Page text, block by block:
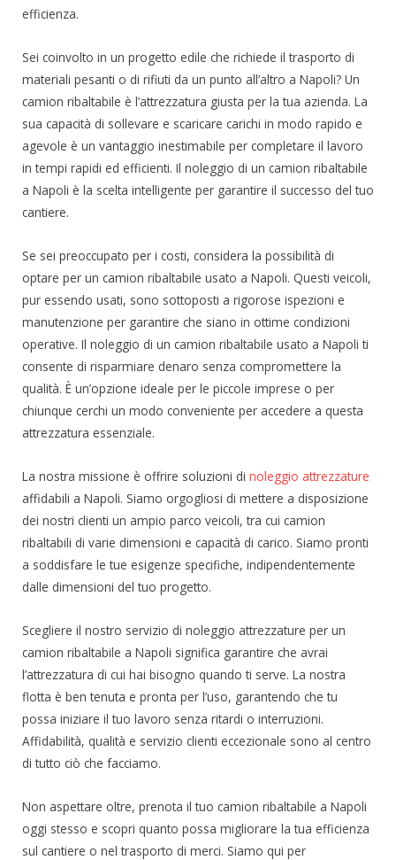
efficienza.
Sei coinvolto in un progetto edile che richiede il trasporto di
materiali pesanti o di rifiuti da un punto all’altro a Napoli? Un
camion ribaltabile è l’attrezzatura giusta per la tua azienda. La
sua capacità di sollevare e scaricare carichi in modo rapido e
agevole è un vantaggio inestimabile per completare il lavoro
in tempi rapidi ed efficienti. Il noleggio di un camion ribaltabile
a Napoli è la scelta intelligente per garantire il successo del tuo
cantiere.
Se sei preoccupato per i costi, considera la possibilità di
optare per un camion ribaltabile usato a Napoli. Questi veicoli,
pur essendo usati, sono sottoposti a rigorose ispezioni e
manutenzione per garantire che siano in ottime condizioni
operative. Il noleggio di un camion ribaltabile usato a Napoli ti
consente di risparmiare denaro senza compromettere la
qualità. È un’opzione ideale per le piccole imprese o per
chiunque cerchi un modo conveniente per accedere a questa
attrezzatura essenziale.
La nostra missione è offrire soluzioni di noleggio attrezzature
affidabili a Napoli. Siamo orgogliosi di mettere a disposizione
dei nostri clienti un ampio parco veicoli, tra cui camion
ribaltabili di varie dimensioni e capacità di carico. Siamo pronti
a soddisfare le tue esigenze specifiche, indipendentemente
dalle dimensioni del tuo progetto.
Scegliere il nostro servizio di noleggio attrezzature per un
camion ribaltabile a Napoli significa garantire che avrai
l’attrezzatura di cui hai bisogno quando ti serve. La nostra
flotta è ben tenuta e pronta per l’uso, garantendo che tu
possa iniziare il tuo lavoro senza ritardi o interruzioni.
Affidabilità, qualità e servizio clienti eccezionale sono al centro
di tutto ciò che facciamo.
Non aspettare oltre, prenota il tuo camion ribaltabile a Napoli
oggi stesso e scopri quanto possa migliorare la tua efficienza
sul cantiere o nel trasporto di merci. Siamo qui per